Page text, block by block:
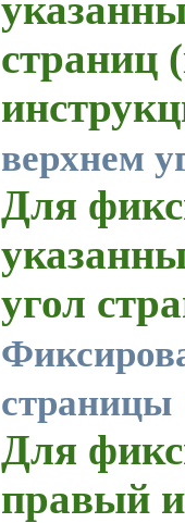
страниц
верхнем
Для
угол
страницы
Для
правый